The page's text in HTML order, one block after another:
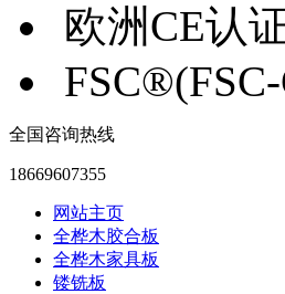
欧洲CE认
全国咨询热线
18669607355
网站主页
全桦木胶合板
全桦木家具板
镂铣板